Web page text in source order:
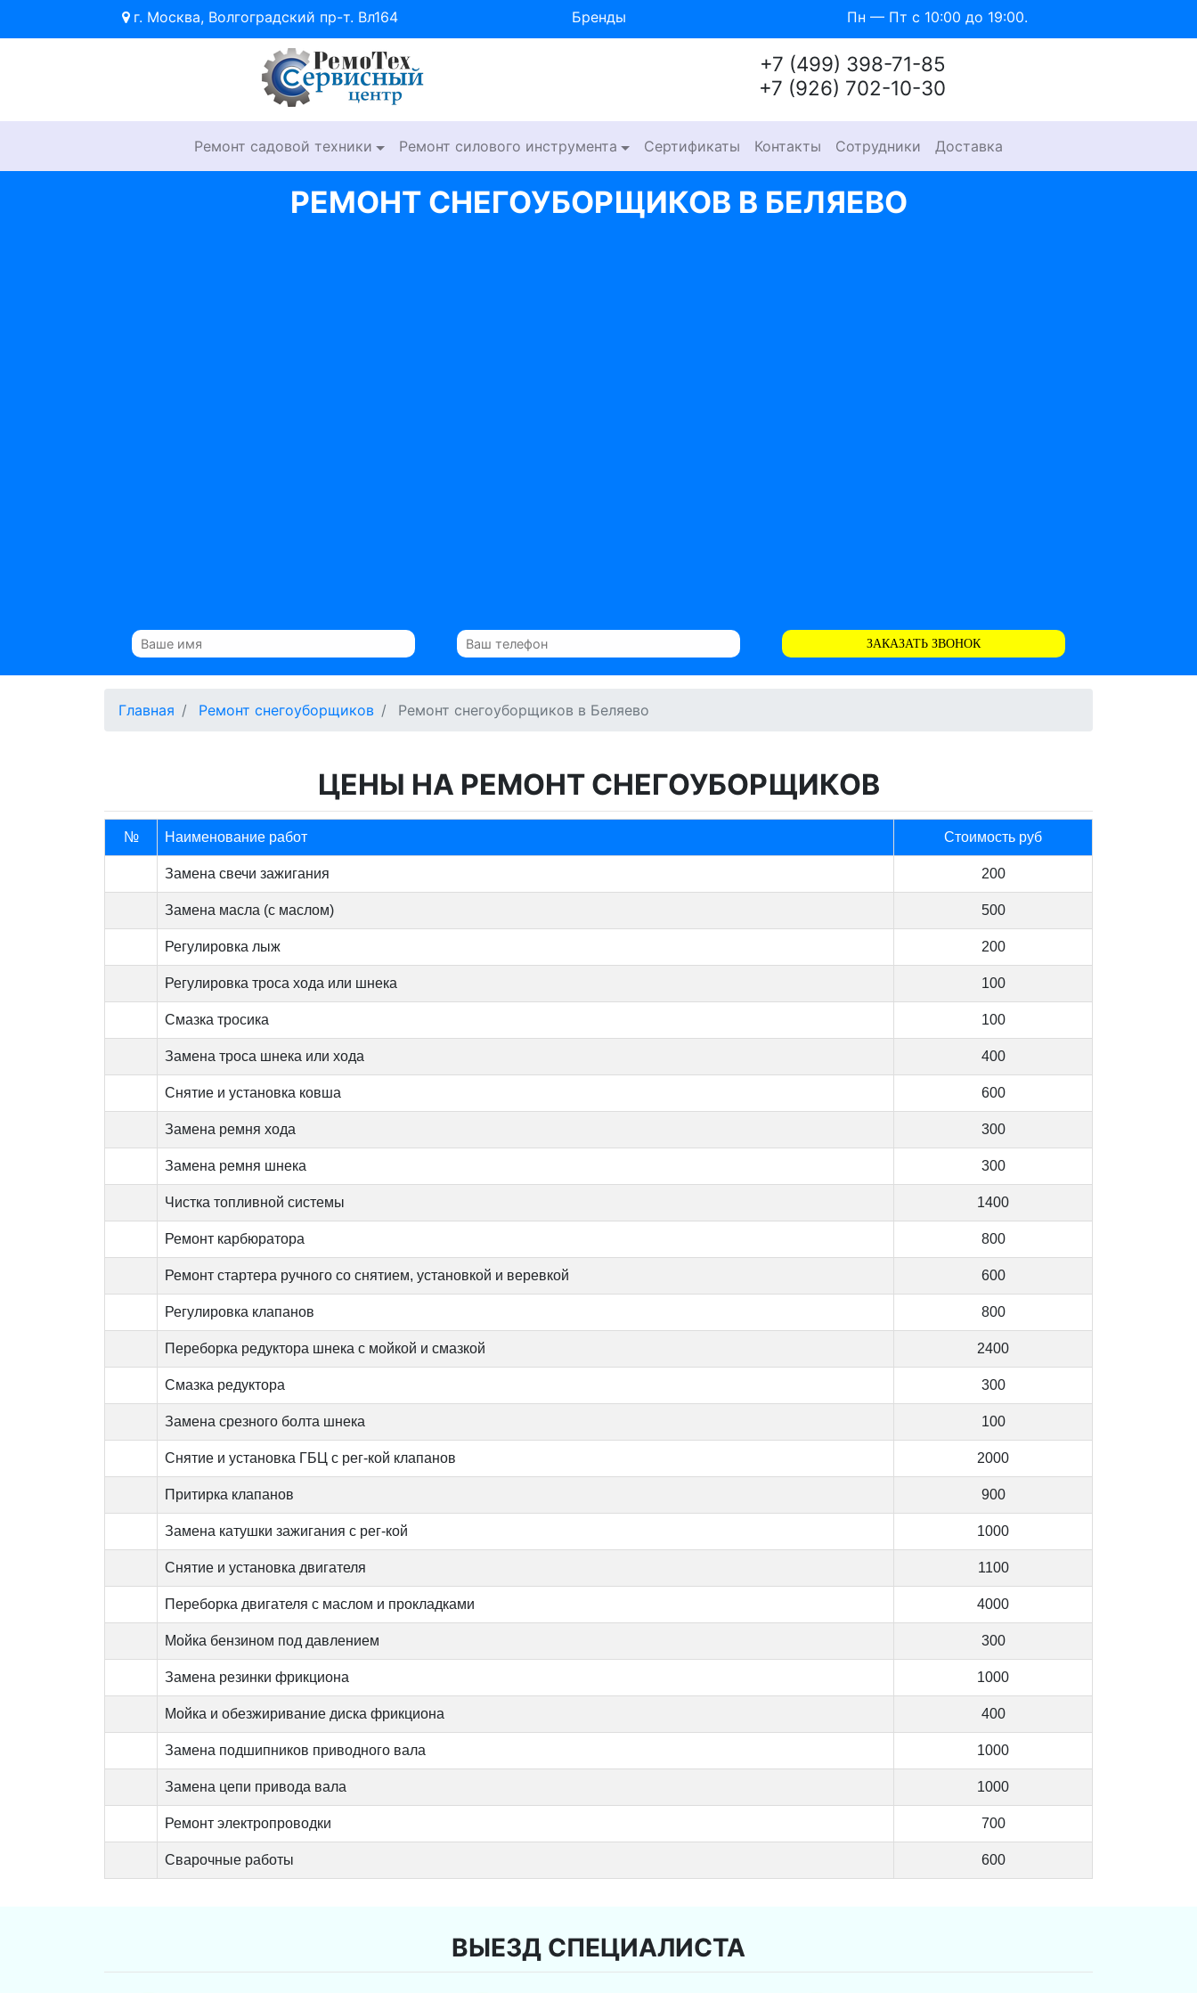
г. Москва, Волгоградский пр-т. Вл164 Бренды Пн — Пт с 10:00 до 19:00.
+7 (499) 398-71-85
+7 (926) 702-10-30
Ремонт садовой техники Ремонт силового инструмента Сертификаты Контакты Сотрудники Доставка
РЕМОНТ СНЕГОУБОРЩИКОВ В БЕЛЯЕВО
ЗАКАЗАТЬ ЗВОНОК
Главная Ремонт снегоуборщиков Ремонт снегоуборщиков в Беляево
ЦЕНЫ НА РЕМОНТ СНЕГОУБОРЩИКОВ
№ Наименование работ Стоимость руб
Замена свечи зажигания 200
Замена масла (с маслом) 500
Регулировка лыж 200
Регулировка троса хода или шнека 100
Смазка тросика 100
Замена троса шнека или хода 400
Снятие и установка ковша 600
Замена ремня хода 300
Замена ремня шнека 300
Чистка топливной системы 1400
Ремонт карбюратора 800
Ремонт стартера ручного со снятием, установкой и веревкой 600
Регулировка клапанов 800
Переборка редуктора шнека с мойкой и смазкой 2400
Смазка редуктора 300
Замена срезного болта шнека 100
Снятие и установка ГБЦ с рег-кой клапанов 2000
Притирка клапанов 900
Замена катушки зажигания с рег-кой 1000
Снятие и установка двигателя 1100
Переборка двигателя с маслом и прокладками 4000
Мойка бензином под давлением 300
Замена резинки фрикциона 1000
Мойка и обезжиривание диска фрикциона 400
Замена подшипников приводного вала 1000
Замена цепи привода вала 1000
Ремонт электропроводки 700
Сварочные работы 600
ВЫЕЗД СПЕЦИАЛИСТА